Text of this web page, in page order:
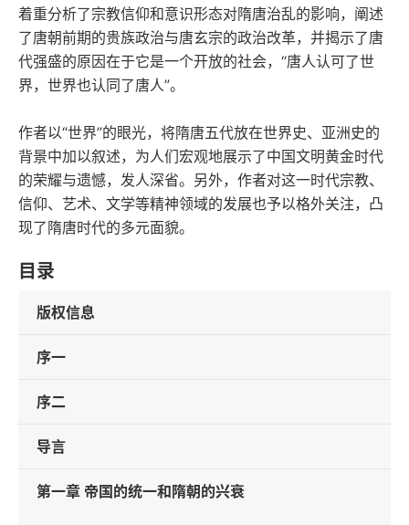
着重分析了宗教信仰和意识形态对隋唐治乱的影响，阐述
了唐朝前期的贵族政治与唐玄宗的政治改革，并揭示了唐
代强盛的原因在于它是一个开放的社会，“唐人认可了世
界，世界也认同了唐人”。
作者以“世界”的眼光，将隋唐五代放在世界史、亚洲史的
背景中加以叙述，为人们宏观地展示了中国文明黄金时代
的荣耀与遗憾，发人深省。另外，作者对这一时代宗教、
信仰、艺术、文学等精神领域的发展也予以格外关注，凸
现了隋唐时代的多元面貌。
目录
版权信息
序一
序二
导言
第一章 帝国的统一和隋朝的兴衰